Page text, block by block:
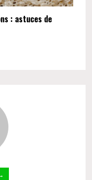
: astuces de